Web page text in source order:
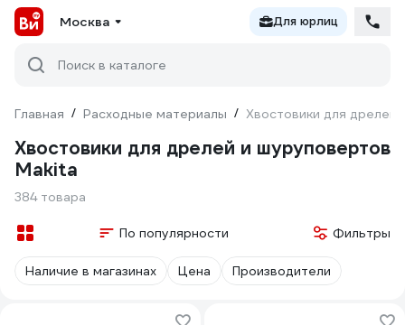
Москва Для юрлиц
Поиск в каталоге
Главная / Расходные материалы / Хвостовики для дрелей
Хвостовики для дрелей и шуруповертов
Makita
384 товара
По популярности Фильтры
Наличие в магазинах Цена Производители